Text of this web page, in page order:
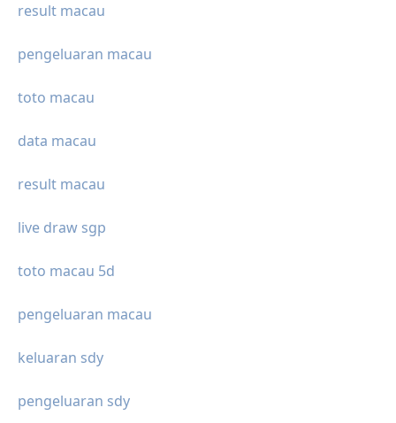
result macau
pengeluaran macau
toto macau
data macau
result macau
live draw sgp
toto macau 5d
pengeluaran macau
keluaran sdy
pengeluaran sdy